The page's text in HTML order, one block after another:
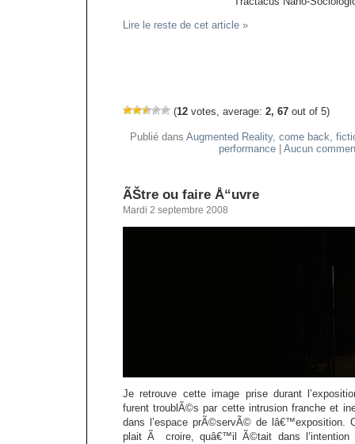
Lire le reste de cet article »
(12 votes, average: 2, 67 out of 5)
Publié dans Augmented Reality, come back,
performance| Aucun
ÃŠtre ou faire Å“uvre
Mardi 2 septembre 2008
Je retrouve cette image prise durant
furent troublÃ©s par cette intrusion franche et
dans l’espace prÃ©servÃ© de lâ€™exposition.
plait Ã croire, quâ€™il Ã©tait dans l’intention